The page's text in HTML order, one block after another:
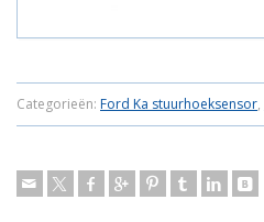
Categorieën: Ford Ka stuurhoeksensor,